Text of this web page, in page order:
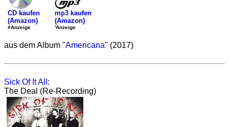
CD kaufen
(Amazon)
#Anzeige
mp3 kaufen
(Amazon)
'Anzeige
aus dem Album "Americana" (2017)
Sick Of It All :
The Deal (Re-Recording)